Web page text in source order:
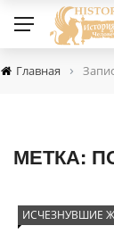
Главная ›
МЕТКА:
ИСЧЕЗНУВШИЕ